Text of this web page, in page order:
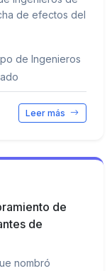
de efectos del
de Ingenieros
Leer más
de
de
nombró